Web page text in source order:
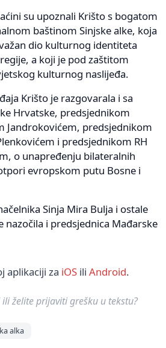
su upoznali Krišto s bogatom
baštinom Sinjske alke, koja
dio kulturnog identiteta
a koji je pod zaštitom
kulturnog naslijeđa.
Krišto je razgovarala i sa
Hrvatske, predsjednikom
Jandrokovićem, predsjednikom
i predsjednikom RH
o unapređenju bilateralnih
evropskom putu Bosne i
Sinja Mira Bulja i ostale
nazočila i predsjednica Mađarske
aplikaciji za iOS ili Android.
želite prijaviti grešku u tekstu?
alka